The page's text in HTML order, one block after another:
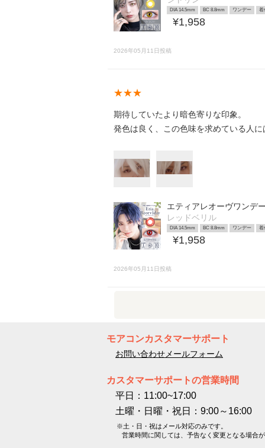
DIA 14.5mm BC 8.8mm ワンデー 着
¥1,958
2026年05月11日投稿
★★★
期待していたより暗色寄りな印象。
発色は良く、この色味を求めている人に
エティアレオーヴワンデー
レッドベリル
DIA 14.5mm BC 8.8mm ワンデー 着
¥1,958
2026年05月11日投稿
モアコンカスタマーサポート
お問い合わせメールフォーム
カスタマーサポートの営業時間
平日：11:00~17:00
土曜・日曜・祝日：9:00～16:00
※土・日・祝はメール対応のみです。
営業時間に関しては、予告なく変更となる場合が